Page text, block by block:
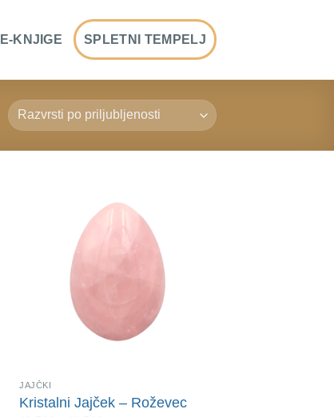
E-KNJIGE SPLETNI TEMPELJ
JAJČKI
Kristalni Jajček – Roževec